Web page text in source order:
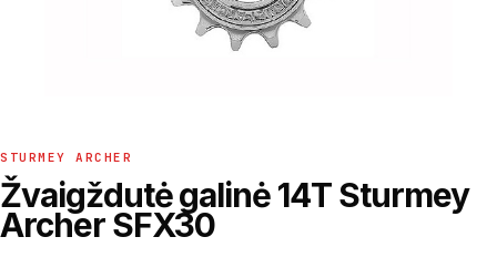
STURMEY ARCHER
Žvaigždutė galinė 14T Sturmey
Archer SFX30